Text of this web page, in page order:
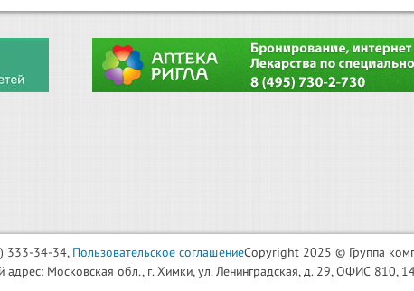
333-34-34, Пользовательское соглашениеCopyright 2025 © Группа
Московская обл., г. Химки, ул. Ленинградская, д. 29, ОФИС 810,